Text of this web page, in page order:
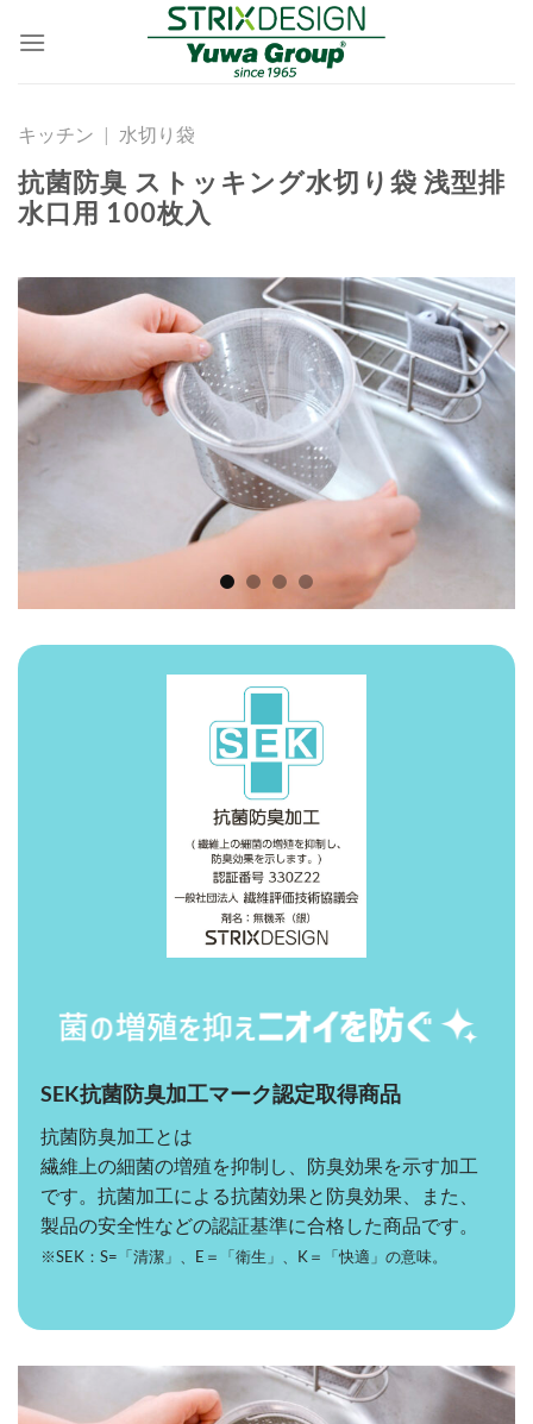
キッチン | 水切り袋
抗菌防臭 ストッキング水切り袋 浅型排
水口用 100枚入
SEK抗菌防臭加工マーク認定取得商品
抗菌防臭加工とは
繊維上の細菌の増殖を抑制し、防臭効果を示す加工
です。抗菌加工による抗菌効果と防臭効果、また、
製品の安全性などの認証基準に合格した商品です。
※SEK：S=「清潔」、E＝「衛生」、K＝「快適」の意味。